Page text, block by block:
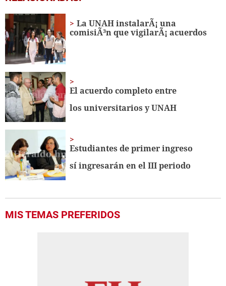
seconds
31
seconds
La UNAH instalarÃ¡ una
comisiÃ³n que vigilarÃ¡ acuerdos
El acuerdo completo entre
los universitarios y UNAH
Estudiantes de primer ingreso
sí ingresarán en el III periodo
MIS TEMAS PREFERIDOS